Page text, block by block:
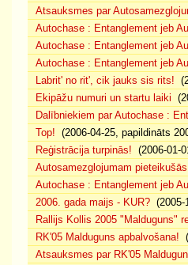
Atsauksmes par
Autochase : Entanglement jeb
Autochase : Entanglement jeb
Autochase : Entanglement jeb
Labrit' no rit', cik jauks sis rits!
Ekipāžu numuri un startu laiki
Dalībniekiem par Autochase :
Top! (2006-04-25, papildināts
Reģistrācija turpinās! (2006-01-
Autosamezglojumam
Autochase : Entanglement jeb
2006. gada maijs - KUR? (2005-
Rallijs Kollis 2005 "Malduguns"
RK'05 Malduguns apbalvošana!
Atsauksmes par RK'05